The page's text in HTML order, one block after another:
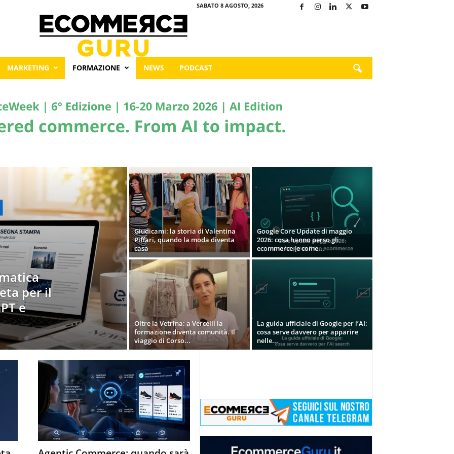
SABATO 8 AGOSTO, 2026
MARKETING FORMAZIONE NEWS PODCAST
per il
e
Giudicami: la storia di Valentina
Piffari, quando la moda diventa
casa
Google Core Update di maggio
2026: cosa hanno perso gli
ecommerce (e come...
Oltre la Vetrina: a Vercelli la
formazione diventa comunità. Il
viaggio di Corso...
La guida ufficiale di Google per l’AI:
cosa serve davvero per apparire
nelle...